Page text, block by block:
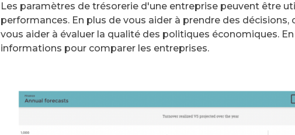
Les paramètres de trésorerie d'une entreprise peuvent être
performances. En plus de vous aider à prendre des
vous aider à évaluer la qualité des politiques économiques.
informations pour comparer les entreprises.